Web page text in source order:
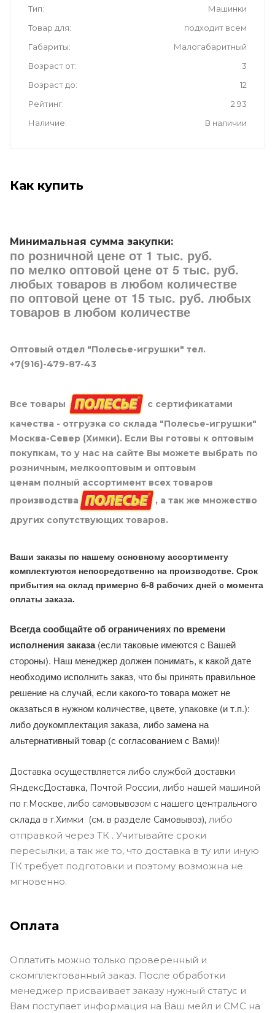
Тип
Машинки
Товар для
подходит всем
Габариты
Малогабаритный
Возраст от
3
Возраст до
12
Рейтинг
2.93
Наличие
В наличии
Как купить
Минимальная сумма закупки:
по розничной цене от 1 тыс. руб.
по мелко оптовой цене от 5 тыс. руб.
любых товаров в любом количестве
по оптовой цене от 15 тыс. руб. любых
товаров в любом количестве
Оптовый отдел "Полесье-игрушки" тел.
+7(916)-479-87-43
Все товары
с сертификатами
качества - отгрузка со склада "Полесье-игрушки"
Москва-Север (Химки). Если Вы готовы к оптовым
покупкам, то у нас на сайте Вы можете выбрать по
розничным, мелкооптовым и оптовым
ценам полный ассортимент всех товаров
производства
, а так же множество
других сопутствующих товаров.
Ваши заказы по нашему основному ассортименту
комплектуются непосредственно на производстве. Срок
прибытия на склад примерно 6-8 рабочих дней с момента
оплаты заказа.
Всегда сообщайте об ограничениях по времени
исполнения заказа(если таковые имеются с Вашей
стороны). Наш менеджер должен понимать, к какой дате
необходимо исполнить заказ, что бы принять правильное
решение на случай, если какого-то товара может не
оказаться в нужном количестве, цвете, упаковке (и т.п.):
либо доукомплектация заказа, либо замена на
альтернативный товар (с согласованием с Вами)!
Доставка осуществляется либо службой доставки
ЯндексДоставка, Почтой России, либо нашей машиной
по г.Москве, либо самовывозом с нашего центрального
склада в г.Химки (см. в разделе Самовывоз), либо
отправкой через ТК . Учитывайте сроки
пересылки, а так же то, что доставка в ту или иную
ТК требует подготовки и поэтому возможна не
мгновенно.
Оплата
Оплатить можно только проверенный и
скомплектованный заказ. После обработки
менеджер присваивает заказу нужный статус и
Вам поступает информация на Ваш мейл и СМС на